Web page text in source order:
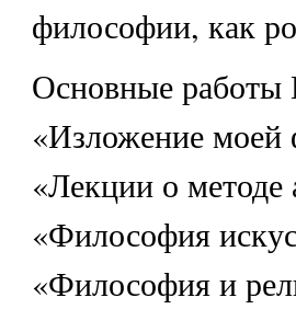
философии, как
Основные работы
«Изложение моей
«Лекции о методе
«Философия
«Философия и